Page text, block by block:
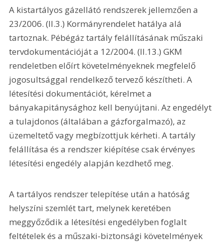
A kistartályos gázellátó rendszerek jellemzően a
23/2006. (II.3.) Kormányrendelet hatálya alá
tartoznak. Pébégáz tartály felállításának műszaki
tervdokumentációját a 12/2004. (II.13.) GKM
rendeletben előírt követelményeknek megfelelő
jogosultsággal rendelkező tervező készítheti. A
létesítési dokumentációt, kérelmet a
bányakapitánysághoz kell benyújtani. Az engedélyt
a tulajdonos (általában a gázforgalmazó), az
üzemeltető vagy megbízottjuk kérheti. A tartály
felállítása és a rendszer kiépítése csak érvényes
létesítési engedély alapján kezdhető meg.
A tartályos rendszer telepítése után a hatóság
helyszíni szemlét tart, melynek keretében
meggyőződik a létesítési engedélyben foglalt
feltételek és a műszaki-biztonsági követelmények